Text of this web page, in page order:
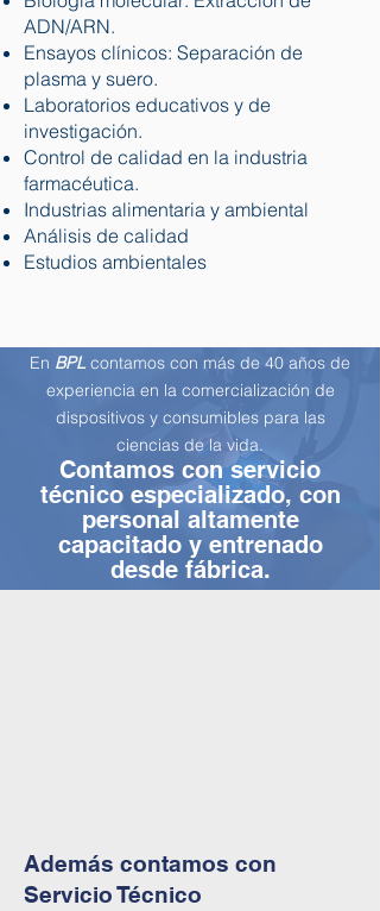
ADN/ARN.
Ensayos clínicos: Separación de
plasma y suero.
Laboratorios educativos y de
investigación.
Control de calidad en la industria
farmacéutica.
Industrias alimentaria y ambiental
Análisis de calidad
Estudios ambientales
En BPL contamos con más de 40 años de
experiencia en la comercialización de
dispositivos y consumibles para las
ciencias de la vida.
Contamos con servicio
técnico especializado, con
personal altamente
capacitado y entrenado
desde fábrica.
Además contamos con
Servicio Técnico